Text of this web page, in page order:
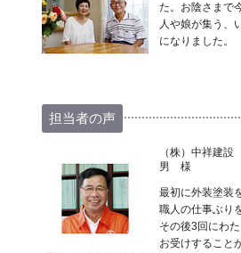
た。お陰さまで
人や娘が集う、
になりました。
担当者の声
（株）中祥建
男 様
最初に外装塗装
職人の仕事ぶり
その後3回にわ
お受けすること